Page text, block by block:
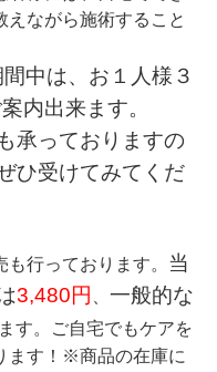
えながら施術すること
中は、お１人様３
内出来ます。
承っておりますの
ひ受けてみてくだ
行っております。 当
3,480円
一般的な
す。ご自宅でもケアを
す！ ※商品の在庫に